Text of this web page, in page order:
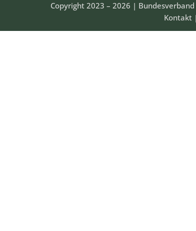
Copyright 2023 – 2026 |
Kontakt |